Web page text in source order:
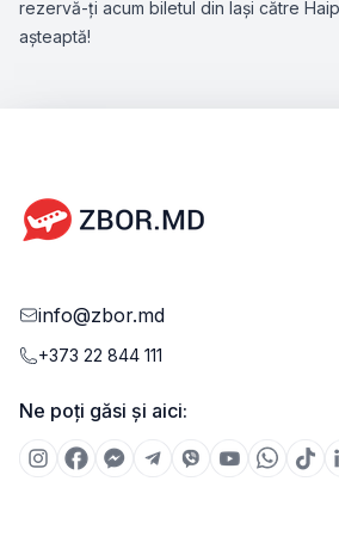
rezervă-ți acum biletul din Iași către
așteaptă!
info@zbor.md
+373 22 844 111
Ne poți găsi și aici: